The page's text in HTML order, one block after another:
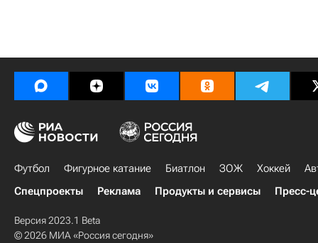
Футбол Фигурное катание Биатлон ЗОЖ Хоккей
Спецпроекты
Реклама Продукты и сервисы Пресс-
Версия 2023.1 Beta
© 2026 МИА «Россия сегодня»